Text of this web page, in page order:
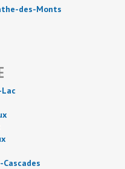
des-Monts